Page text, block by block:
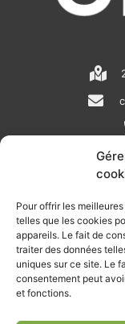
Pour offrir les
telles que les cookies
appareils. Le fait de
traiter des données
uniques sur ce site. Le
consentement peut
et fonctions.
Retrouvez tous les
rendez-vous